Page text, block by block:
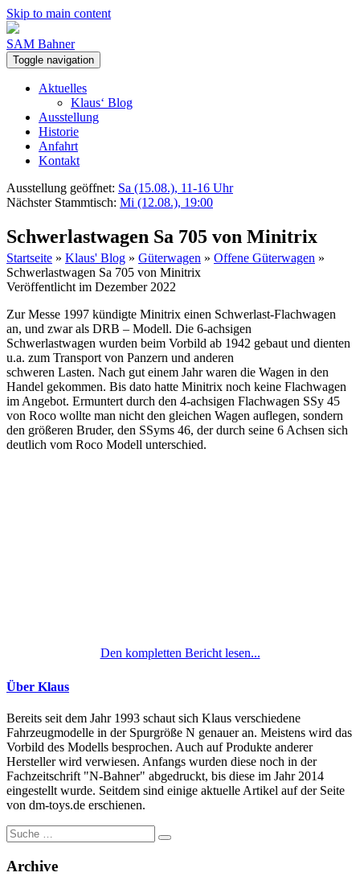
Skip to main content
SAM Bahner
Toggle navigation
Aktuelles
Klaus‘ Blog
Ausstellung
Historie
Anfahrt
Kontakt
Ausstellung geöffnet: Sa (15.08.), 11-16 Uhr
Nächster Stammtisch: Mi (12.08.), 19:00
Schwerlastwagen Sa 705 von Minitrix
Startseite » Klaus' Blog » Güterwagen » Offene Güterwagen »
Schwerlastwagen Sa 705 von Minitrix
Veröffentlicht im Dezember 2022
Zur Messe 1997 kündigte Minitrix einen Schwerlast-Flachwagen
an, und zwar als DRB – Modell. Die 6-achsigen
Schwerlastwagen wurden beim Vorbild ab 1942 gebaut und dienten
u.a. zum Transport von Panzern und anderen
schweren Lasten. Nach gut einem Jahr waren die Wagen in den
Handel gekommen. Bis dato hatte Minitrix noch keine Flachwagen
im Angebot. Ermuntert durch den 4-achsigen Flachwagen SSy 45
von Roco wollte man nicht den gleichen Wagen auflegen, sondern
den größeren Bruder, den SSyms 46, der durch seine 6 Achsen sich
deutlich vom Roco Modell unterschied.
Den kompletten Bericht lesen...
Über Klaus
Bereits seit dem Jahr 1993 schaut sich Klaus verschiedene
Fahrzeugmodelle in der Spurgröße N genauer an. Meistens wird das
Vorbild des Modells besprochen. Auch auf Produkte anderer
Hersteller wird verwiesen. Anfangs wurden diese noch in der
Fachzeitschrift "N-Bahner" abgedruckt, bis diese im Jahr 2014
eingestellt wurde. Seitdem sind einige aktuelle Artikel auf der Seite
von dm-toys.de erschienen.
Suche
nach:
Archive